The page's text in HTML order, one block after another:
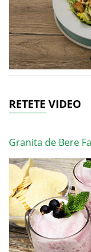
RETETE VIDEO
Granita de Bere